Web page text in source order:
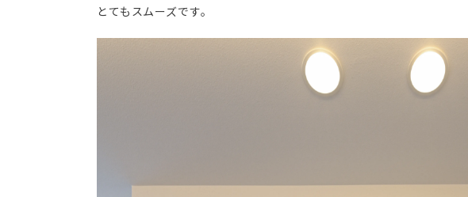
とてもスムーズです。